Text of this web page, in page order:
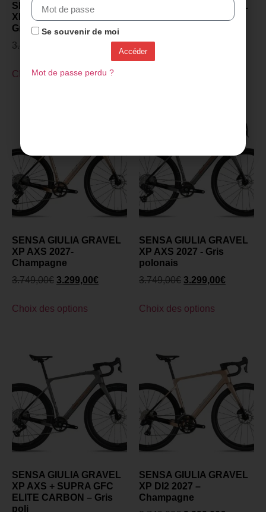
SENSA GIULIA GRAVEL
XP PROJECT Z 2027 -
Gris polonais
3.299,00
Choix des options
SENSA GIULIA GRAVEL
XP PROJECT Z 2027 -
3.299,00
SENSA GIULIA GRAVEL
XP AXS 2027-
Champagne
3.749,00€ 3.299,00€
Choix des options
SENSA GIULIA GRAVEL
XP AXS 2027 - Gris
polonais
3.749,00€ 3.299,00€
Choix des options
SENSA GIULIA GRAVEL
XP AXS + SUPRA GFC
ELITE CARBON – Gris
poli
SENSA GIULIA GRAVEL
XP DI2 2027 –
Champagne
Se souvenir de moi
Accéder
Mot de passe perdu ?